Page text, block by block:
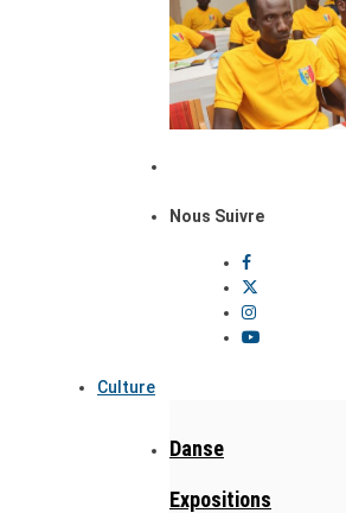
Nous Suivre
Culture
Danse
Expositions